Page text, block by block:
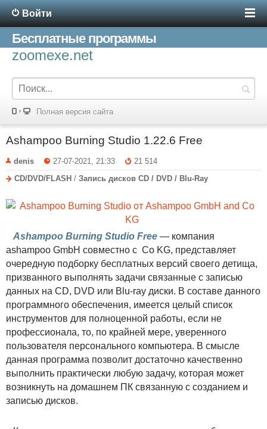
Войти
Бесплатные программы
zoomexe.net
Полная версия сайта
Ashampoo Burning Studio 1.22.6 Free
denis 27-07-2021, 21:33
21 514
CD/DVD/FLASH / Запись дисков CD / DVD / Blu-Ray
Ashampoo Burning Studio Free — компания
ashampoo GmbH совместно с Co KG, представляет
очередную подборку бесплатных версий своего детища,
призванного выполнять задачи связанные с записью
данных на CD, DVD или Blu-ray диски. В составе данного
программного обеспечения, имеется целый список
инструментов для полноценной работы, если не
профессионала, то, по крайней мере, уверенного
пользователя персонального компьютера. В смысле
данная программа позволит достаточно качественно
выполнить практически любую задачу, которая может
возникнуть на домашнем ПК связанную с созданием и
записью дисков.